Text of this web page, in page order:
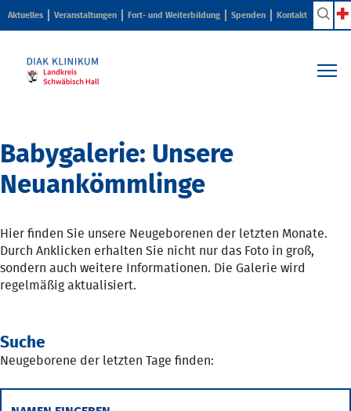
Aktuelles Veranstaltungen Fort- und Weiterbildung Spenden Kontakt
Pflege & Beratung
Ihr Aufenthalt
Über uns
Babygalerie: Unsere
Neuankömmlinge
Hier finden Sie unsere Neugeborenen der letzten Monate.
Durch Anklicken erhalten Sie nicht nur das Foto in groß,
sondern auch weitere Informationen. Die Galerie wird
regelmäßig aktualisiert.
Suche
Neugeborene der letzten Tage finden: